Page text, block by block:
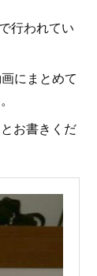
行われてい
にまとめて
お書きくだ